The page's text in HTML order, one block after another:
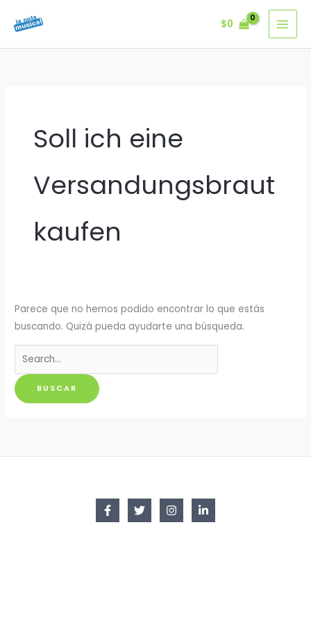
$0
Soll ich eine
Versandungsbraut
kaufen
Parece que no hemos podido encontrar lo que estás
buscando. Quizá pueda ayudarte una búsqueda.
Buscar
por: